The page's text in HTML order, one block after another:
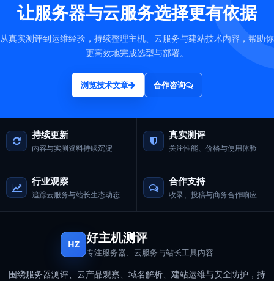
让服务器与云服务选择更有依据
从真实测评到运维经验，持续整理主机、云服务与建站技术内容，帮助你
更高效地完成选型与部署。
浏览技术文章 合作咨询
持续更新
内容与实测资料持续沉淀
真实测评
关注性能、价格与使用体验
行业观察
追踪云服务与站长生态动态
合作支持
收录、投稿与商务合作响应
HZ 好主机测评
专注服务器、云服务与站长工具内容
围绕服务器测评、云产品观察、域名解析、建站运维与安全防护，持